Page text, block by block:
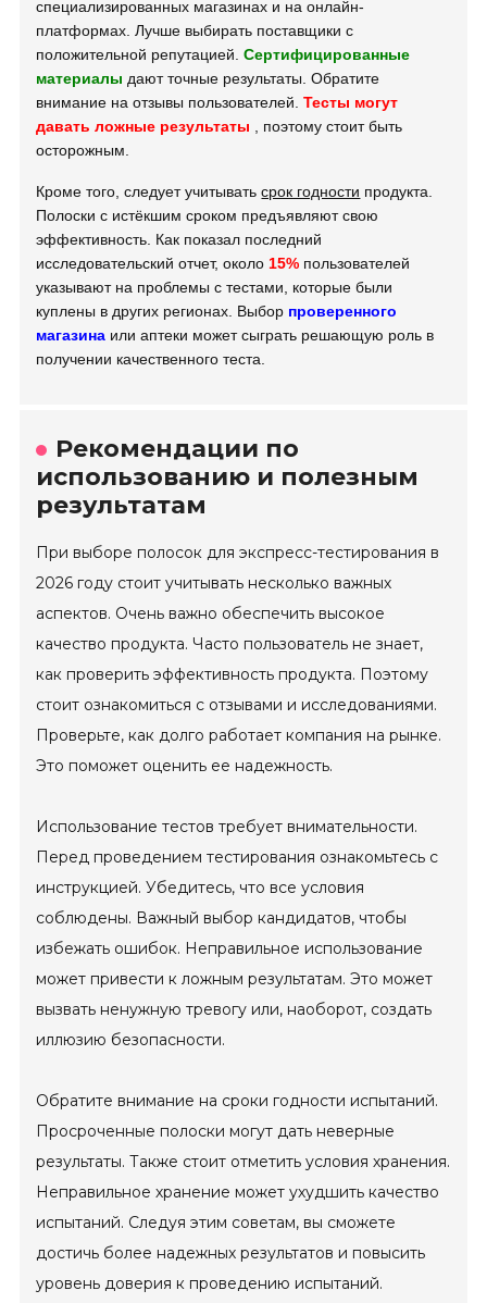
специализированных магазинах и на онлайн-
платформах. Лучше выбирать поставщики с
положительной репутацией.Сертифицированные
материалы дают точные результаты. Обратите
внимание на отзывы пользователей.Тесты могут
давать ложные результаты , поэтому стоит быть
осторожным.
Кроме того, следует учитыватьсрок годности продукта.
Полоски с истёкшим сроком предъявляют свою
эффективность. Как показал последний
исследовательский отчет, около 15% пользователей
указывают на проблемы с тестами, которые были
куплены в других регионах. Выбор проверенного
магазина или аптеки может сыграть решающую роль в
получении качественного теста.
Рекомендации по
использованию и полезным
результатам
При выборе полосок для экспресс-тестирования в
2026 году стоит учитывать несколько важных
аспектов. Очень важно обеспечить высокое
качество продукта. Часто пользователь не знает,
как проверить эффективность продукта. Поэтому
стоит ознакомиться с отзывами и исследованиями.
Проверьте, как долго работает компания на рынке.
Это поможет оценить ее надежность.
Использование тестов требует внимательности.
Перед проведением тестирования ознакомьтесь с
инструкцией. Убедитесь, что все условия
соблюдены. Важный выбор кандидатов, чтобы
избежать ошибок. Неправильное использование
может привести к ложным результатам. Это может
вызвать ненужную тревогу или, наоборот, создать
иллюзию безопасности.
Обратите внимание на сроки годности испытаний.
Просроченные полоски могут дать неверные
результаты. Также стоит отметить условия хранения.
Неправильное хранение может ухудшить качество
испытаний. Следуя этим советам, вы сможете
достичь более надежных результатов и повысить
уровень доверия к проведению испытаний.